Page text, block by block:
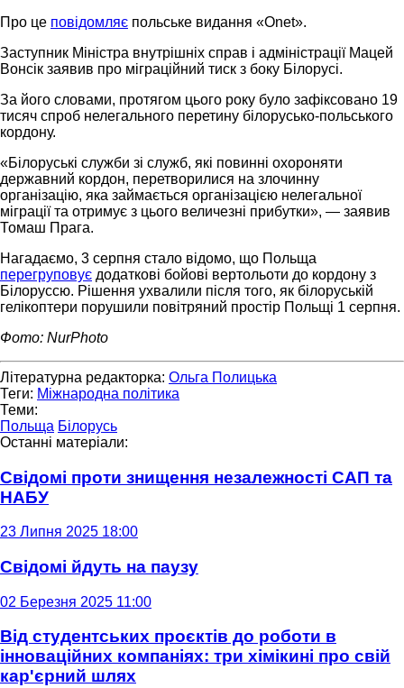
Про це повідомляє польське видання «Onet».
Заступник Міністра внутрішніх справ і адміністрації Мацей
Вонсік заявив про міграційний тиск з боку Білорусі.
За його словами, протягом цього року було зафіксовано 19
тисяч спроб нелегального перетину білорусько-польського
кордону.
«Білоруські служби зі служб, які повинні охороняти
державний кордон, перетворилися на злочинну
організацію, яка займається організацією нелегальної
міграції та отримує з цього величезні прибутки», — заявив
Томаш Прага.
Нагадаємо, 3 серпня стало відомо, що Польща
перегруповує додаткові бойові вертольоти до кордону з
Білоруссю. Рішення ухвалили після того, як білоруській
гелікоптери порушили повітряний простір Польщі 1 серпня.
Фото: NurPhoto
Літературна редакторка: Ольга Полицька
Теги: Міжнародна політика
Теми:
Польща Білорусь
Останні матеріали:
Свідомі проти знищення незалежності САП та
НАБУ
23 Липня 2025 18:00
Свідомі йдуть на паузу
02 Березня 2025 11:00
Від студентських проєктів до роботи в
інноваційних компаніях: три хімікині про свій
кар'єрний шлях